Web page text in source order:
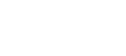
保单前30年，重疾额外赔
。
，身故责任和多项保障责